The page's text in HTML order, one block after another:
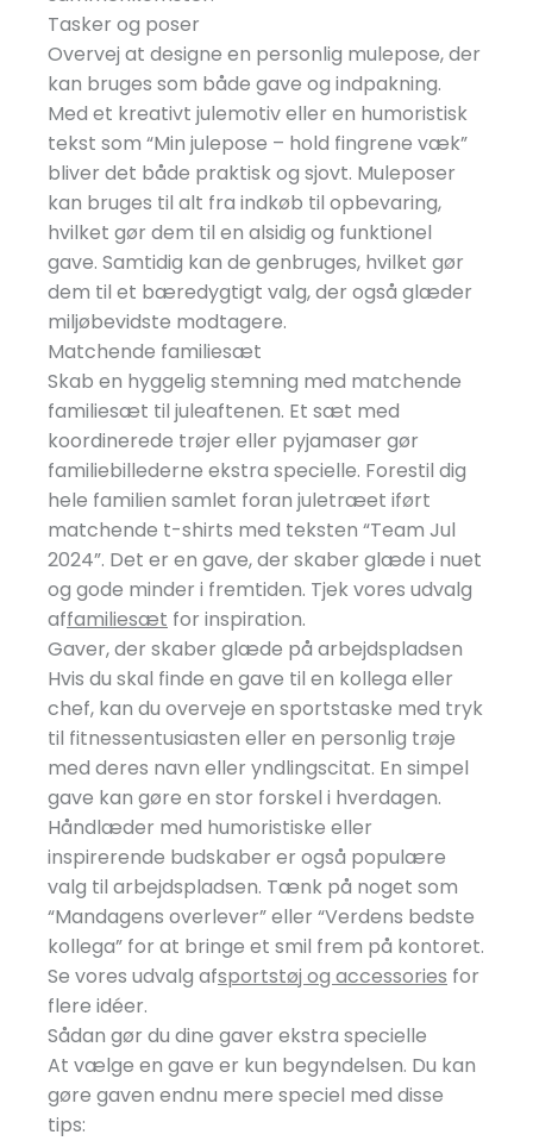
Tasker og poser
Overvej at designe en personlig mulepose, der
kan bruges som både gave og indpakning.
Med et kreativt julemotiv eller en humoristisk
tekst som “Min julepose – hold fingrene væk”
bliver det både praktisk og sjovt. Muleposer
kan bruges til alt fra indkøb til opbevaring,
hvilket gør dem til en alsidig og funktionel
gave. Samtidig kan de genbruges, hvilket gør
dem til et bæredygtigt valg, der også glæder
miljøbevidste modtagere.
Matchende familiesæt
Skab en hyggelig stemning med matchende
familiesæt til juleaftenen. Et sæt med
koordinerede trøjer eller pyjamaser gør
familiebillederne ekstra specielle. Forestil dig
hele familien samlet foran juletræet iført
matchende t-shirts med teksten “Team Jul
2024”. Det er en gave, der skaber glæde i nuet
og gode minder i fremtiden. Tjek vores udvalg
affamiliesæt for inspiration.
Gaver, der skaber glæde på arbejdspladsen
Hvis du skal finde en gave til en kollega eller
chef, kan du overveje en sportstaske med tryk
til fitnessentusiasten eller en personlig trøje
med deres navn eller yndlingscitat. En simpel
gave kan gøre en stor forskel i hverdagen.
Håndlæder med humoristiske eller
inspirerende budskaber er også populære
valg til arbejdspladsen. Tænk på noget som
“Mandagens overlever” eller “Verdens bedste
kollega” for at bringe et smil frem på kontoret.
Se vores udvalg afsportstøj og accessories for
flere idéer.
Sådan gør du dine gaver ekstra specielle
At vælge en gave er kun begyndelsen. Du kan
gøre gaven endnu mere speciel med disse
tips: